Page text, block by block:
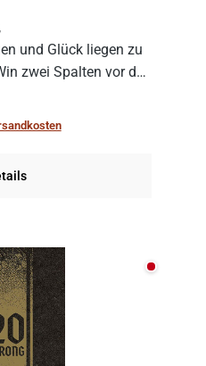
und Glück liegen zu
zwei Spalten vor den
die Höhe zu treiben
nur, solange man
Nicht